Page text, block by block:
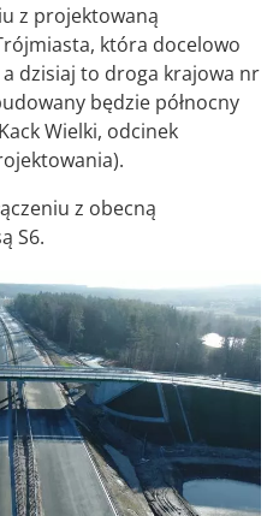
z projektowaną
która docelowo
a dzisiaj to droga krajowa nr
będzie północny
Wielki, odcinek
z obecną
S6.